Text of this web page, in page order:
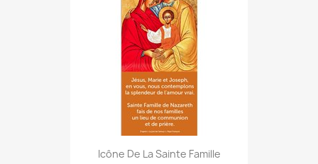
Icône De La Sainte Famille